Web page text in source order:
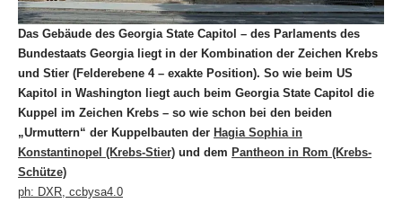
Das Gebäude des Georgia State Capitol – des Parlaments des
Bundestaats Georgia liegt in der Kombination der Zeichen Krebs
und Stier (Felderebene 4 – exakte Position). So wie beim US
Kapitol in Washington liegt auch beim Georgia State Capitol die
Kuppel im Zeichen Krebs – so wie schon bei den beiden
„Urmuttern“ der Kuppelbauten der Hagia Sophia in
Konstantinopel (Krebs-Stier) und dem Pantheon in Rom (Krebs-
Schütze)
ph: DXR, ccbysa4.0